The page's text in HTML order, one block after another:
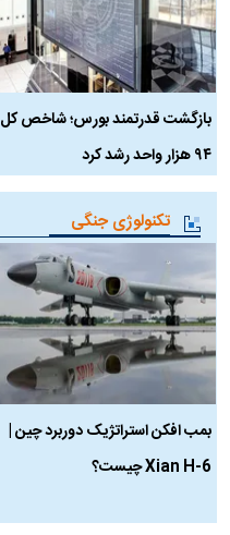
بازگشت قدرتمند بورس؛ شاخص کل
۹۴ هزار واحد رشد کرد
تکنولوژی جنگی
بمب افکن استراتژیک دوربرد چین |
Xian H-6 چیست؟